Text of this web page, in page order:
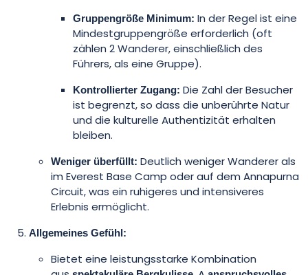
Gruppengröße Minimum: In der Regel ist eine
Mindestgruppengröße erforderlich (oft
zählen 2 Wanderer, einschließlich des
Führers, als eine Gruppe).
Kontrollierter Zugang: Die Zahl der Besucher
ist begrenzt, so dass die unberührte Natur
und die kulturelle Authentizität erhalten
bleiben.
Weniger überfüllt: Deutlich weniger Wanderer als
im Everest Base Camp oder auf dem Annapurna
Circuit, was ein ruhigeres und intensiveres
Erlebnis ermöglicht.
Allgemeines Gefühl:
Bietet eine leistungsstarke Kombination